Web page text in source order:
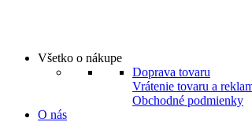
Všetko o nákupe
Doprava tovaru
Vrátenie tovaru a
Obchodné podmienky
O nás